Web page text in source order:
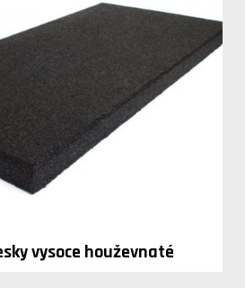
vysoce houževnaté